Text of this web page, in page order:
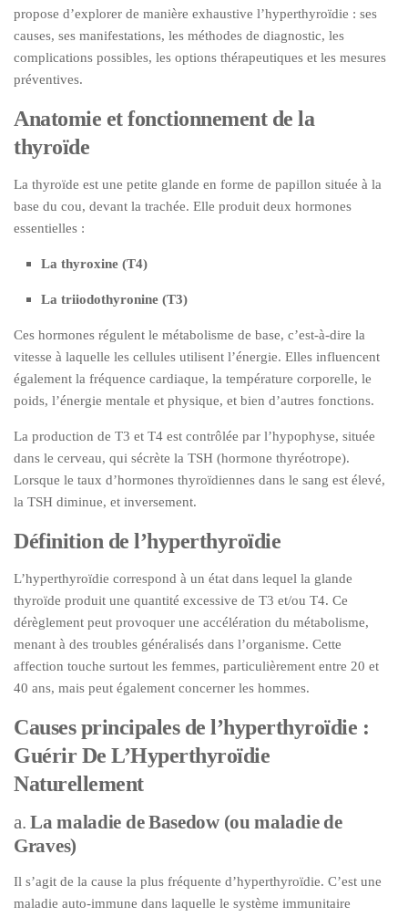
propose d’explorer de manière exhaustive l’hyperthyroïdie : ses
causes, ses manifestations, les méthodes de diagnostic, les
complications possibles, les options thérapeutiques et les mesures
préventives.
Anatomie et fonctionnement de la
thyroïde
La thyroïde est une petite glande en forme de papillon située à la
base du cou, devant la trachée. Elle produit deux hormones
essentielles :
La thyroxine (T4)
La triiodothyronine (T3)
Ces hormones régulent le métabolisme de base, c’est-à-dire la
vitesse à laquelle les cellules utilisent l’énergie. Elles influencent
également la fréquence cardiaque, la température corporelle, le
poids, l’énergie mentale et physique, et bien d’autres fonctions.
La production de T3 et T4 est contrôlée par l’hypophyse, située
dans le cerveau, qui sécrète la TSH (hormone thyréotrope).
Lorsque le taux d’hormones thyroïdiennes dans le sang est élevé,
la TSH diminue, et inversement.
Définition de l’hyperthyroïdie
L’hyperthyroïdie correspond à un état dans lequel la glande
thyroïde produit une quantité excessive de T3 et/ou T4. Ce
dérèglement peut provoquer une accélération du métabolisme,
menant à des troubles généralisés dans l’organisme. Cette
affection touche surtout les femmes, particulièrement entre 20 et
40 ans, mais peut également concerner les hommes.
Causes principales de l’hyperthyroïdie :
Guérir De L’Hyperthyroïdie
Naturellement
a.La maladie de Basedow (ou maladie de
Graves)
Il s’agit de la cause la plus fréquente d’hyperthyroïdie. C’est une
maladie auto-immune dans laquelle le système immunitaire